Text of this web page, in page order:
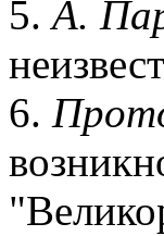
5.А.
6.